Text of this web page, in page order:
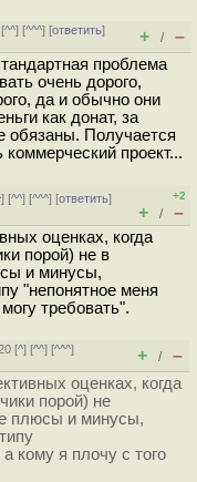
^^] [^^^] [ответить]
+ / –
проблема
очень дорого,
да и обычно они
как донат, за
обязаны. Получается
проект...
] [^^] [^^^] [ответить]
+2
+ / –
оценках, когда
порой) не в
и минусы,
"непонятное меня
требовать".
[^] [^^] [^^^]
+ / –
оценках, когда
порой) не
плюсы и минусы,
кому я плочу с того